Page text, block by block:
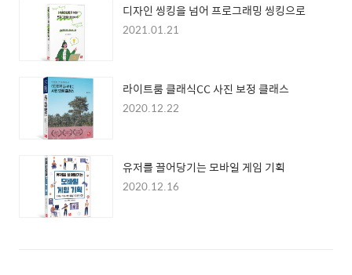
디자인 씽킹을 넘어 프로그래밍 씽킹으로
2021.01.21
라이트룸 클래식CC 사진 보정 클래스
2020.12.22
유저를 끌어당기는 모바일 게임 기획
2020.12.16